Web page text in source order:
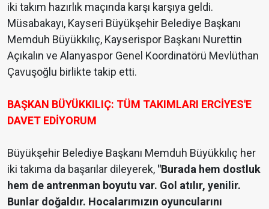
iki takım hazırlık maçında karşı karşıya geldi.
Müsabakayı, Kayseri Büyükşehir Belediye Başkanı
Memduh Büyükkılıç, Kayserispor Başkanı Nurettin
Açıkalın ve Alanyaspor Genel Koordinatörü Mevlüthan
Çavuşoğlu birlikte takip etti.
BAŞKAN BÜYÜKKILIÇ: TÜM TAKIMLARI ERCİYES'E
DAVET EDİYORUM
Büyükşehir Belediye Başkanı Memduh Büyükkılıç her
iki takıma da başarılar dileyerek, "Burada hem dostluk
hem de antrenman boyutu var. Gol atılır, yenilir.
Bunlar doğaldır. Hocalarımızın oyuncularını